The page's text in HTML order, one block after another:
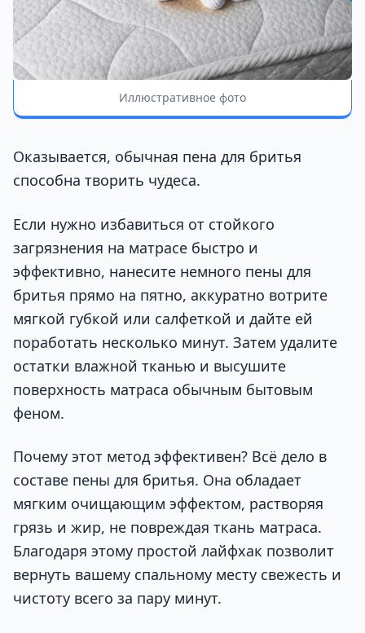
Иллюстративное фото
Оказывается, обычная пена для бритья
способна творить чудеса.
Если нужно избавиться от стойкого
загрязнения на матрасе быстро и
эффективно, нанесите немного пены для
бритья прямо на пятно, аккуратно вотрите
мягкой губкой или салфеткой и дайте ей
поработать несколько минут. Затем удалите
остатки влажной тканью и высушите
поверхность матраса обычным бытовым
феном.
Почему этот метод эффективен? Всё дело в
составе пены для бритья. Она обладает
мягким очищающим эффектом, растворяя
грязь и жир, не повреждая ткань матраса.
Благодаря этому простой лайфхак позволит
вернуть вашему спальному месту свежесть и
чистоту всего за пару минут.